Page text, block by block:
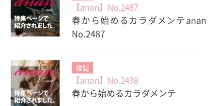
【anan】No.2487
春から始めるカラダメンテanan
No.2487
雑誌
【anan】No.2438
春から始めるカラダメンテ